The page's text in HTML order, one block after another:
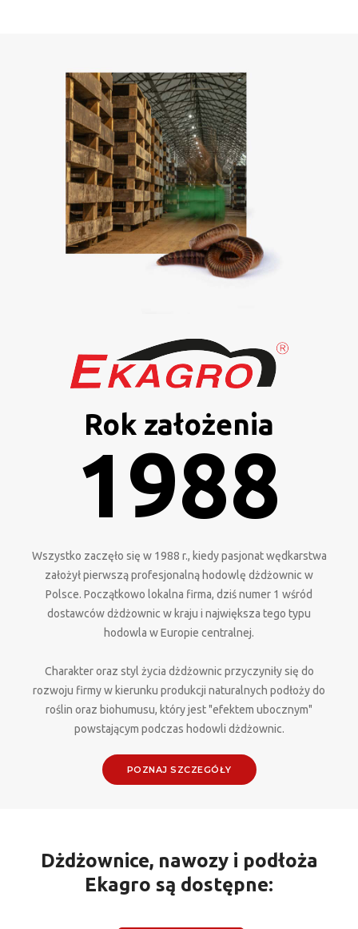
Rok założenia
1988
Wszystko zaczęło się w 1988 r., kiedy pasjonat wędkarstwa
założył pierwszą profesjonalną hodowlę dżdżownic w
Polsce. Początkowo lokalna firma, dziś numer 1 wśród
dostawców dżdżownic w kraju i największa tego typu
hodowla w Europie centralnej.
Charakter oraz styl życia dżdżownic przyczyniły się do
rozwoju firmy w kierunku produkcji naturalnych podłoży do
roślin oraz biohumusu, który jest "efektem ubocznym"
powstającym podczas hodowli dżdżownic.
POZNAJ SZCZEGÓŁY
Dżdżownice, nawozy i podłoża
Ekagro są dostępne: